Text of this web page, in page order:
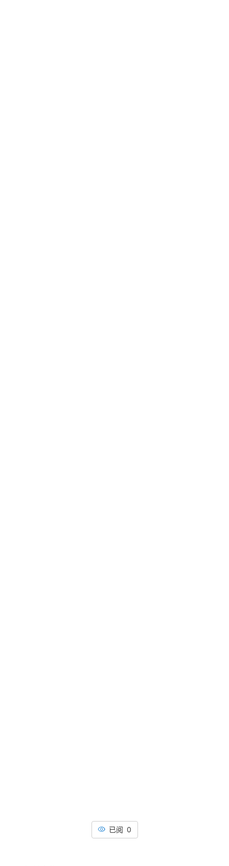
已阅 0